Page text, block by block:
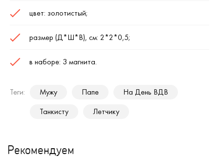
цвет: золотистый;
размер (Д*Ш*В), см: 2*2*0,5;
в наборе: 3 магнита.
Теги: Мужу Папе
На День ВДВ
Танкисту
Летчику
Рекомендуем